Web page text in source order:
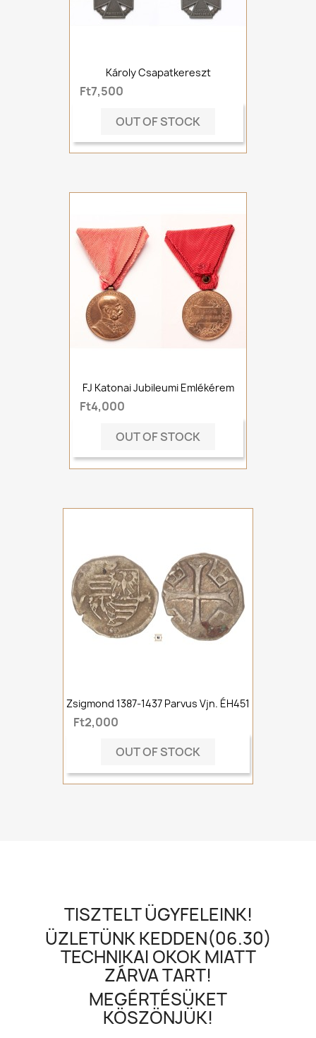
Károly Csapatkereszt
Ft7,500
OUT OF STOCK
FJ Katonai Jubileumi Emlékérem
Ft4,000
OUT OF STOCK
Zsigmond 1387-1437 Parvus Vjn. ÉH451
Ft2,000
OUT OF STOCK
TISZTELT ÜGYFELEINK!
ÜZLETÜNK KEDDEN(06.30)
TECHNIKAI OKOK MIATT
ZÁRVA TART!
MEGÉRTÉSÜKET
KÖSZÖNJÜK!